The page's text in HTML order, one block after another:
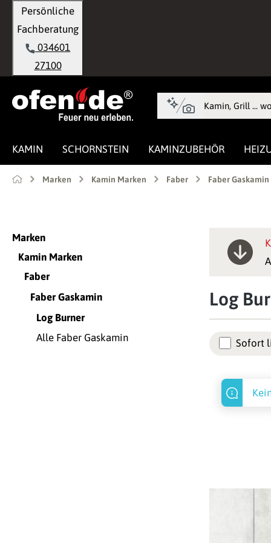
Zur Hauptnavigation springen
Persönliche
Fachberatung
034601
27100
KAMIN SCHORNSTEIN KAMINZUBEHÖR
Marken Kamin Marken Faber Faber Gaskamin
Marken
Kamin Marken
Faber
Faber Gaskamin
Log Burner
Alle Faber Gaskamin
Log
Sofort